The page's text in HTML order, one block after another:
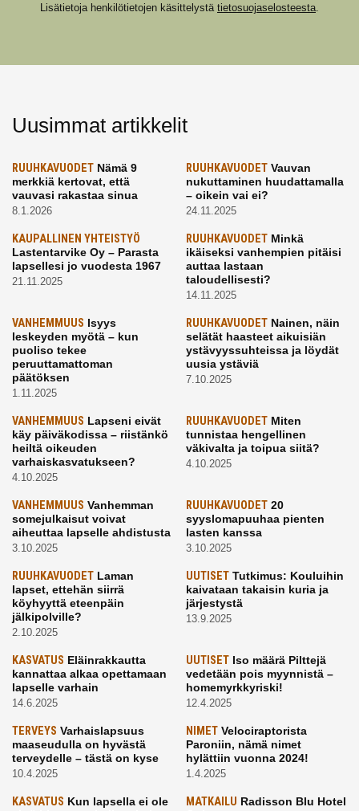
Lisätietoja henkilötietojen käsittelystä tietosuojaselosteesta
Uusimmat artikkelit
RUUHKAVUODET Nämä 9
merkkiä kertovat, että
vauvasi rakastaa sinua
8.1.2026
RUUHKAVUODETVauvan
nukuttaminen huudattamalla
– oikein vai ei?
24.11.2025
KAUPALLINEN YHTEISTYÖ
Lastentarvike Oy – Parasta
lapsellesi jo vuodesta 1967
21.11.2025
RUUHKAVUODETMinkä
ikäiseksi vanhempien pitäisi
auttaa lastaan
taloudellisesti?
14.11.2025
VANHEMMUUS Isyys
leskeyden myötä – kun
puoliso tekee
peruuttamattoman
päätöksen
1.11.2025
RUUHKAVUODETNainen, näin
selätät haasteet aikuisiän
ystävyyssuhteissa ja löydät
uusia ystäviä
7.10.2025
VANHEMMUUS Lapseni eivät
käy päiväkodissa – riistänkö
heiltä oikeuden
varhaiskasvatukseen?
4.10.2025
RUUHKAVUODETMiten
tunnistaa hengellinen
väkivalta ja toipua siitä?
4.10.2025
VANHEMMUUS Vanhemman
somejulkaisut voivat
aiheuttaa lapselle ahdistusta
3.10.2025
RUUHKAVUODET20
syyslomapuuhaa pienten
lasten kanssa
3.10.2025
RUUHKAVUODET Laman
lapset, ettehän siirrä
köyhyyttä eteenpäin
jälkipolville?
2.10.2025
UUTISETTutkimus: Kouluihin
kaivataan takaisin kuria ja
järjestystä
13.9.2025
KASVATUS Eläinrakkautta
kannattaa alkaa opettamaan
lapselle varhain
14.6.2025
UUTISETIso määrä Pilttejä
vedetään pois myynnistä –
homemyrkkyriski!
12.4.2025
TERVEYS Varhaislapsuus
maaseudulla on hyvästä
terveydelle – tästä on kyse
10.4.2025
NIMETVelociraptorista
Paroniin, nämä nimet
hylättiin vuonna 2024!
1.4.2025
KASVATUS Kun lapsella ei ole
MATKAILU Radisson Blu Hotel